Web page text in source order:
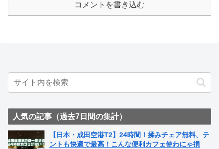
コメントを書き込む
人気の記事（過去7日間の集計）
【日本・成田空港T2】24時間！揉みチェア無料、テ
ントも快適で最高！こんな便利カフェ使わにゃ損